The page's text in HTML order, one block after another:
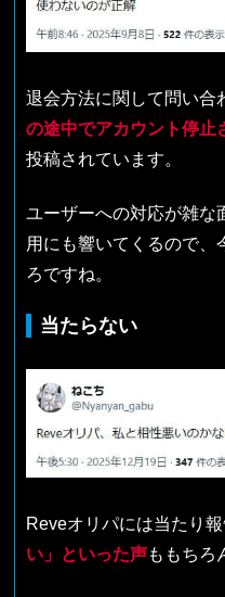
退会方法に関して問い合
の途中でアカウント停止
投稿されています。
ユーザーへの対応が雑な
用にも響いてくるので、
ろですね。
当たらない
Reveオリパには当たり報
い」といった声ももちろ